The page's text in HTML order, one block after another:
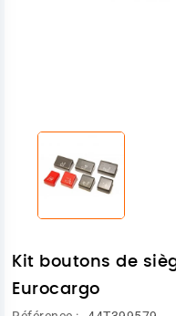
Kit boutons de
Eurocargo